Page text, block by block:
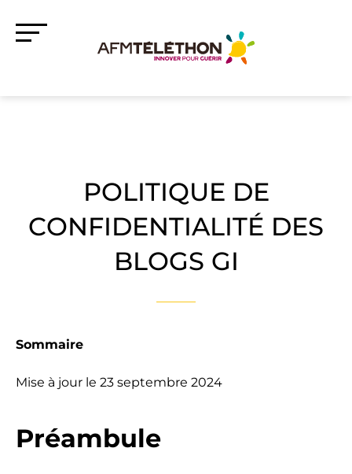
POLITIQUE DE
CONFIDENTIALITÉ DES
BLOGS GI
Sommaire
Mise à jour le 23 septembre 2024
Préambule